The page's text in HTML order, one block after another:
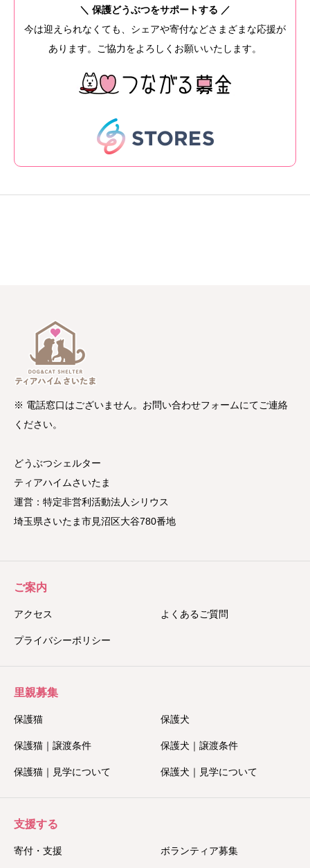
＼ 保護どうぶつをサポートする ／
今は迎えられなくても、シェアや寄付などさまざまな応援が
あります。ご協力をよろしくお願いいたします。
※ 電話窓口はございません。お問い合わせフォームにてご連絡
ください。
どうぶつシェルター
ティアハイムさいたま
運営：特定非営利活動法人シリウス
埼玉県さいたま市見沼区大谷780番地
ご案内
アクセス よくあるご質問
プライバシーポリシー
里親募集
保護猫 保護犬
保護猫｜譲渡条件 保護犬｜譲渡条件
保護猫｜見学について 保護犬｜見学について
支援する
寄付・支援 ボランティア募集